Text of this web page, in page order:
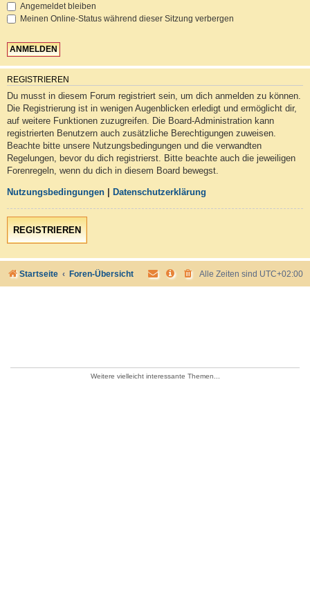
Angemeldet bleiben
Meinen Online-Status während dieser Sitzung verbergen
REGISTRIEREN
Du musst in diesem Forum registriert sein, um dich anmelden zu können.
Die Registrierung ist in wenigen Augenblicken erledigt und ermöglicht dir,
auf weitere Funktionen zuzugreifen. Die Board-Administration kann
registrierten Benutzern auch zusätzliche Berechtigungen zuweisen.
Beachte bitte unsere Nutzungsbedingungen und die verwandten
Regelungen, bevor du dich registrierst. Bitte beachte auch die jeweiligen
Forenregeln, wenn du dich in diesem Board bewegst.
Nutzungsbedingungen Datenschutzerklärung
REGISTRIEREN
Startseite Foren-Übersicht Alle Zeiten sind UTC+02:00
Weitere vielleicht interessante Themen...